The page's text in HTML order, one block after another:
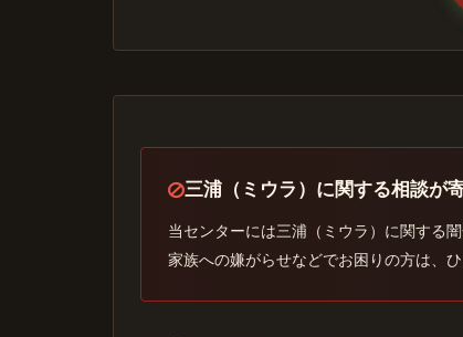
三浦（ミウラ）に関する相談が
当センターには三浦（ミウラ）に関する
家族への嫌がらせなどでお困りの方は、